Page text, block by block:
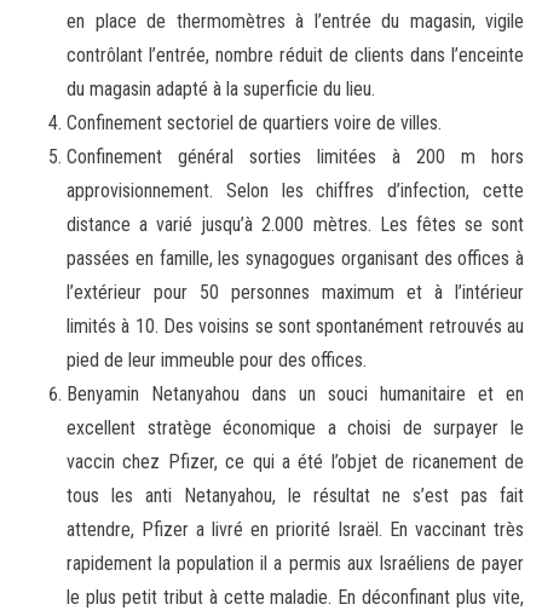
en place de thermomètres à l’entrée du magasin, vigile
contrôlant l’entrée, nombre réduit de clients dans l’enceinte
du magasin adapté à la superficie du lieu.
Confinement sectoriel de quartiers voire de villes.
Confinement général sorties limitées à 200 m hors
approvisionnement. Selon les chiffres d’infection, cette
distance a varié jusqu’à 2.000 mètres. Les fêtes se sont
passées en famille, les synagogues organisant des offices à
l’extérieur pour 50 personnes maximum et à l’intérieur
limités à 10. Des voisins se sont spontanément retrouvés au
pied de leur immeuble pour des offices.
Benyamin Netanyahou dans un souci humanitaire et en
excellent stratège économique a choisi de surpayer le
vaccin chez Pfizer, ce qui a été l’objet de ricanement de
tous les anti Netanyahou, le résultat ne s’est pas fait
attendre, Pfizer a livré en priorité Israël. En vaccinant très
rapidement la population il a permis aux Israéliens de payer
le plus petit tribut à cette maladie. En déconfinant plus vite,